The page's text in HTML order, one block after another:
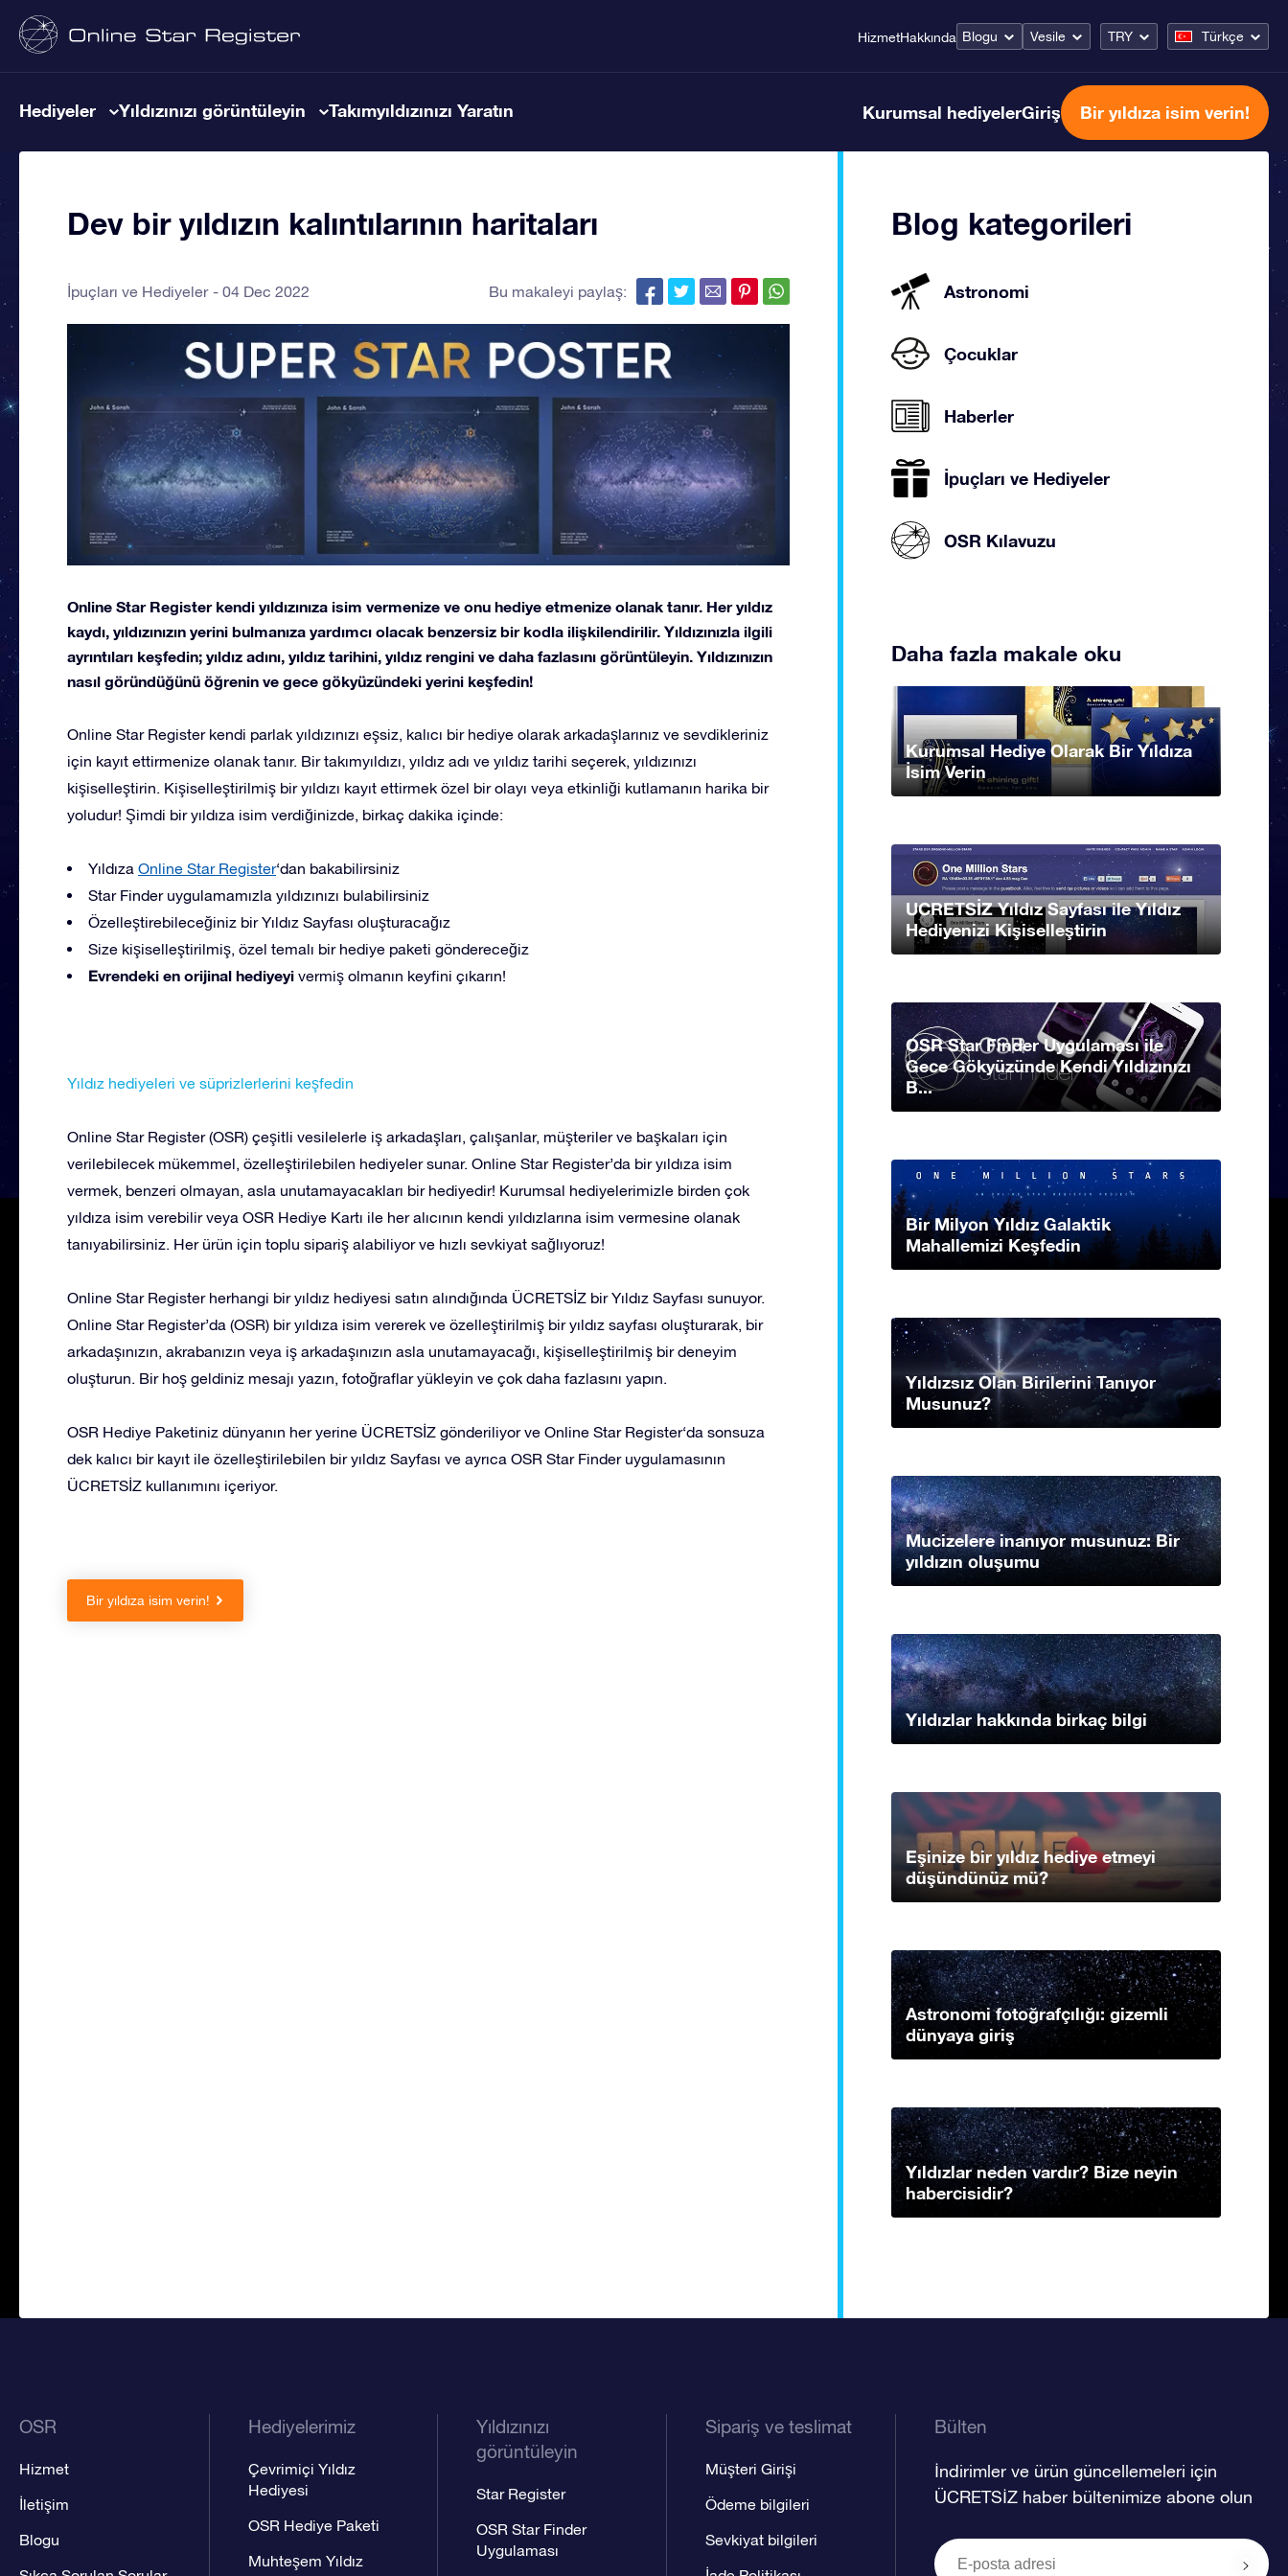
HizmetHakkında Blogu Vesile TRY Türkçe
Hediyeler Yıldızınızı görüntüleyin Takımyıldızınızı Yaratın Kurumsal hediyelerGiriş Bir yıldıza isim verin!
Dev bir yıldızın kalıntılarının haritaları
İpuçları ve Hediyeler 04 Dec 2022 Bu makaleyi paylaş:
Online Star Register kendi yıldızınıza isim vermenize ve onu hediye etmenize olanak tanır. Her yıldız
kaydı, yıldızınızın yerini bulmanıza yardımcı olacak benzersiz bir kodla ilişkilendirilir. Yıldızınızla ilgili
ayrıntıları keşfedin; yıldız adını, yıldız tarihini, yıldız rengini ve daha fazlasını görüntüleyin. Yıldızınızın
nasıl göründüğünü öğrenin ve gece gökyüzündeki yerini keşfedin!
Online Star Register kendi parlak yıldızınızı eşsiz, kalıcı bir hediye olarak arkadaşlarınız ve sevdikleriniz
için kayıt ettirmenize olanak tanır. Bir takımyıldızı, yıldız adı ve yıldız tarihi seçerek, yıldızınızı
kişiselleştirin. Kişiselleştirilmiş bir yıldızı kayıt ettirmek özel bir olayı veya etkinliği kutlamanın harika bir
yoludur! Şimdi bir yıldıza isim verdiğinizde, birkaç dakika içinde:
Yıldıza Online Star Register‘dan bakabilirsiniz
Star Finder uygulamamızla yıldızınızı bulabilirsiniz
Özelleştirebileceğiniz bir Yıldız Sayfası oluşturacağız
Size kişiselleştirilmiş, özel temalı bir hediye paketi göndereceğiz
Evrendeki en orijinal hediyeyi vermiş olmanın keyfini çıkarın!
Yıldız hediyeleri ve süprizlerlerini keşfedin
Online Star Register (OSR) çeşitli vesilelerle iş arkadaşları, çalışanlar, müşteriler ve başkaları için
verilebilecek mükemmel, özelleştirilebilen hediyeler sunar. Online Star Register’da bir yıldıza isim
vermek, benzeri olmayan, asla unutamayacakları bir hediyedir! Kurumsal hediyelerimizle birden çok
yıldıza isim verebilir veya OSR Hediye Kartı ile her alıcının kendi yıldızlarına isim vermesine olanak
tanıyabilirsiniz. Her ürün için toplu sipariş alabiliyor ve hızlı sevkiyat sağlıyoruz!
Online Star Register herhangi bir yıldız hediyesi satın alındığında ÜCRETSİZ bir Yıldız Sayfası sunuyor.
Online Star Register’da (OSR) bir yıldıza isim vererek ve özelleştirilmiş bir yıldız sayfası oluşturarak, bir
arkadaşınızın, akrabanızın veya iş arkadaşınızın asla unutamayacağı, kişiselleştirilmiş bir deneyim
oluşturun. Bir hoş geldiniz mesajı yazın, fotoğraflar yükleyin ve çok daha fazlasını yapın.
OSR Hediye Paketiniz dünyanın her yerine ÜCRETSİZ gönderiliyor ve Online Star Register‘da sonsuza
dek kalıcı bir kayıt ile özelleştirilebilen bir yıldız Sayfası ve ayrıca OSR Star Finder uygulamasının
ÜCRETSİZ kullanımını içeriyor.
Bir yıldıza isim verin!
Blog kategorileri
Astronomi
Çocuklar
Haberler
İpuçları ve Hediyeler
OSR Kılavuzu
Daha fazla makale oku
Kurumsal Hediye Olarak Bir Yıldıza
İsim Verin
UCRETSİZ Yıldız Sayfası ile Yıldız
Hediyenizi Kişiselleştirin
OSR Star Finder Uygulaması ile
Gece Gökyüzünde Kendi Yıldızınızı
B...
Bir Milyon Yıldız Galaktik
Mahallemizi Keşfedin
Yıldızsız Olan Birilerini Tanıyor
Musunuz?
Mucizelere inanıyor musunuz: Bir
yıldızın oluşumu
Yıldızlar hakkında birkaç bilgi
Eşinize bir yıldız hediye etmeyi
düşündünüz mü?
Astronomi fotoğrafçılığı: gizemli
dünyaya giriş
Yıldızlar neden vardır? Bize neyin
habercisidir?
OSR
Hizmet
İletişim
Blogu
Hediyelerimiz
Çevrimiçi Yıldız
Hediyesi
OSR Hediye Paketi
Muhteşem Yıldız
Yıldızınızı
görüntüleyin
Star Register
OSR Star Finder
Uygulaması
Sipariş ve teslimat
Müşteri Girişi
Ödeme bilgileri
Sevkiyat bilgileri
Bülten
İndirimler ve ürün güncellemeleri için
ÜCRETSİZ haber bültenimize abone olun